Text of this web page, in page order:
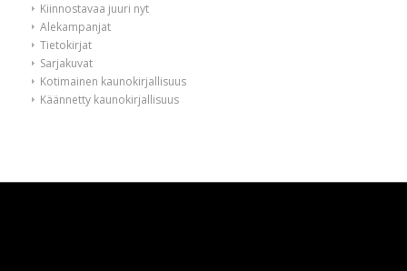
Kiinnostavaa juuri nyt
Alekampanjat
Tietokirjat
Sarjakuvat
Kotimainen kaunokirjallisuus
Käännetty kaunokirjallisuus